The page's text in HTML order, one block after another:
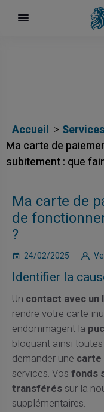
Accueil
Ma carte de
subitement : que
Ma carte de
de
?
24/02/2025
Identifier la
Un contact avec un
rendre votre carte
endommagent la
bloquant ainsi
demander une carte
services. Vos fonds
transféréssur la
supplémentaires.